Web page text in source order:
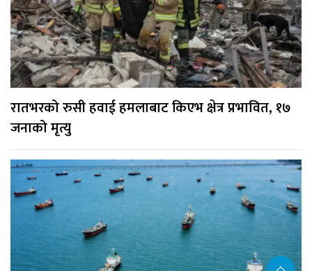
रातभरको रुसी हवाई हमलाबाट किएभ क्षेत्र प्रभावित, १७
जनाको मृत्यु